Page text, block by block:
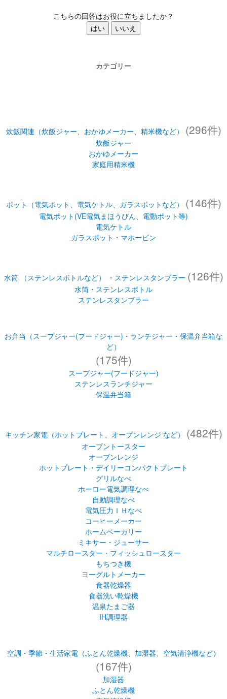
こちらの回答はお役に立ちましたか？
はい
いいえ
カテゴリー
炊飯関連（炊飯ジャー、おかゆメーカー、精米機など） (296件)
炊飯ジャー
おかゆメーカー
家庭用精米機
ポット（電気ポット、電気ケトル、ガラスポットなど） (146件)
電気ポット(VE電気まほうびん、電動ポット等)
電気ケトル
ガラスポット・マホービン
水筒 （ステンレスボトルなど） ・ステンレスタンブラー (126件)
水筒・ステンレスボトル
ステンレスタンブラー
お弁当（スープジャー(フードジャー)・ランチジャー・保温弁当箱な
ど）
(175件)
スープジャー(フードジャー)
ステンレスランチジャー
保温弁当箱
キッチン家電（ホットプレート、オーブンレンジ など） (482件)
オーブントースター
オーブンレンジ
ホットプレート・デイリーコンパクトプレート
グリルなべ
ホーロー電気調理なべ
自動調理なべ
電気圧力ＩＨなべ
コーヒーメーカー
ホームベーカリー
ミキサー・ジューサー
マルチロースター・フィッシュロースター
もちつき機
ヨーグルトメーカー
食器乾燥器
食器洗い乾燥機
温泉たまご器
IH調理器
空調・季節・生活家電（ふとん乾燥機、加湿器、空気清浄機など）
(167件)
加湿器
ふとん乾燥機